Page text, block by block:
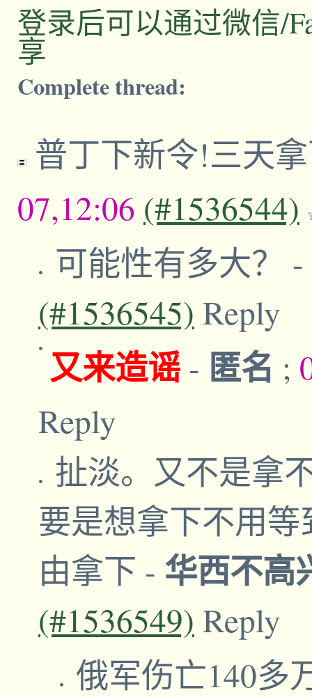
登录后可以通过微信/
享
Complete thread:
普丁下新令!三天
07,12:06 (#1536544)
可能性有多大？ -
(#1536545) Reply
又来造谣 - 匿名 ;
Reply
扯淡。又不是拿
要是想拿下不用
由拿下 - 华西不高
(#1536549) Reply
俄军伤亡140多